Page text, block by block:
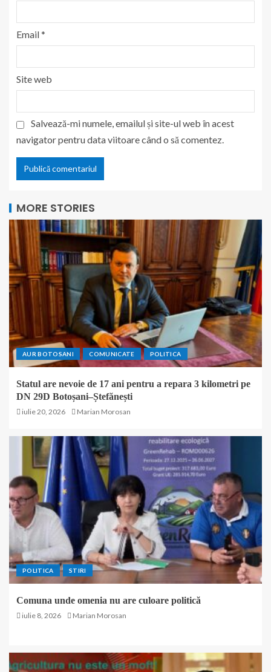
Email*
Site web
Salvează-mi numele, emailul și site-ul web în acest
navigator pentru data viitoare când o să comentez.
MORE STORIES
AUR BOTOSANI COMUNICATE POLITICA
Statul are nevoie de 17 ani pentru a repara 3 kilometri pe
DN 29D Botoșani–Ștefănești
iulie 20, 2026 Marian Morosan
POLITICA STIRI
Comuna unde omenia nu are culoare politică
iulie 8, 2026 Marian Morosan